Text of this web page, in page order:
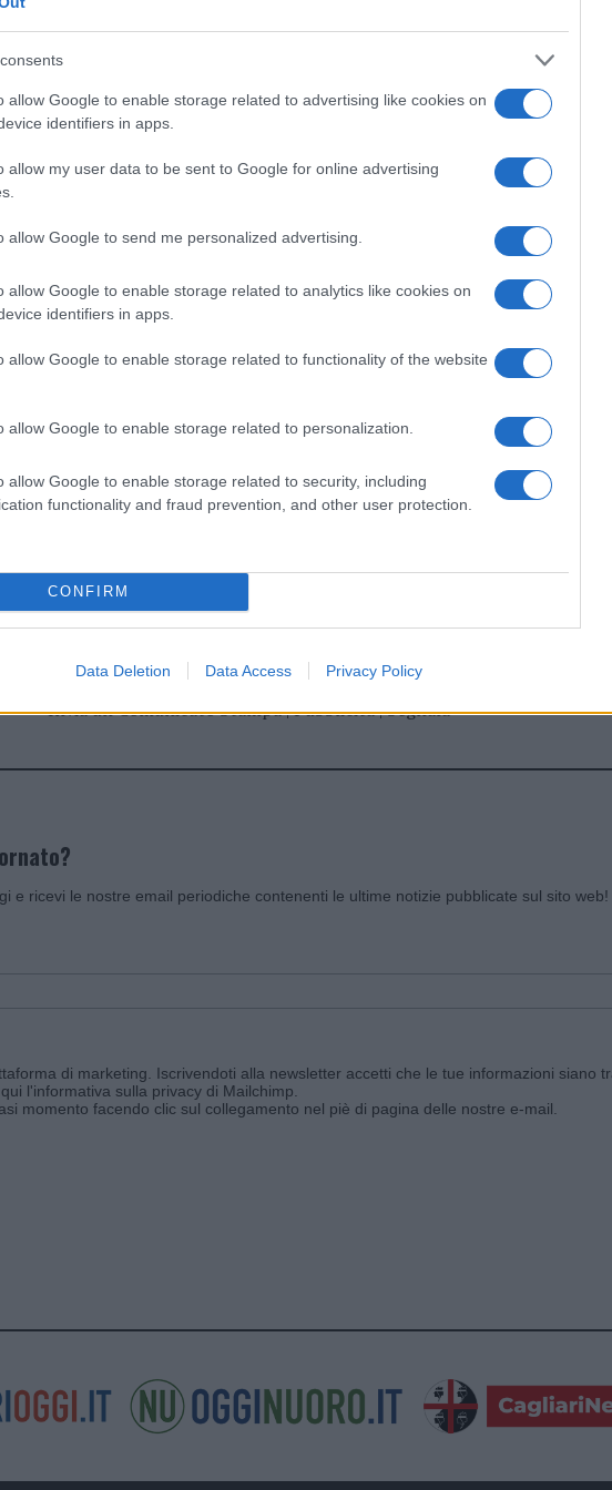
allow Google to enable storage related to advertising like cookies on
identifiers in apps.
allow my user data to be sent to Google for online advertising
allow Google to send me personalized advertising.
allow Google to enable storage related to analytics like cookies on
identifiers in apps.
allow Google to enable storage related to functionality of the website
allow Google to enable storage related to personalization.
allow Google to enable storage related to security, including
functionality and fraud prevention, and other user protection.
CONFIRM
Data Deletion Data Access Privacy Policy
di GalluraOggi.it
i tuoi video e le tue foto
+39 345 356 7512
news daGoogle News
Prossimo articolo
I nostri cari
Invia un Comunicato Stampa|Pubblicità|Segnala
e ricevi le nostre email periodiche contenenti le ultime notizie pubblicate sul sito web!
di marketing. Iscrivendoti alla newsletter accetti che le tue informazioni siano
l'informativa sulla privacy di Mailchimp
momento facendo clic sul collegamento nel piè di pagina delle nostre e-mail.